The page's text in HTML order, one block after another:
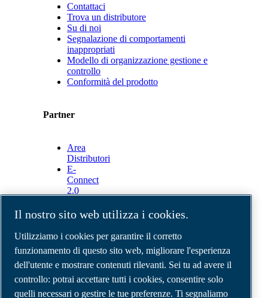
Contattaci
Trova un distributore
Su di noi
Segnalazione di comportamenti
inappropriati
Modello di organizzazione gestione e
controllo
Conformità del prodotto
Partner
Area
Distributori
E-
Connect
2.0
Portal
Media
Gallery
©2026 Compressori d'aria ABAC
Note legali e privacy
Modulo resi
Il nostro sito web utilizza i cookies.
Utilizziamo i cookies per garantire il corretto
funzionamento di questo sito web, migliorare l'esperienza
dell'utente e mostrare contenuti rilevanti. Sei tu ad avere il
controllo: potrai accettare tutti i cookies, consentire solo
quelli necessari o gestire le tue preferenze. Ti segnaliamo